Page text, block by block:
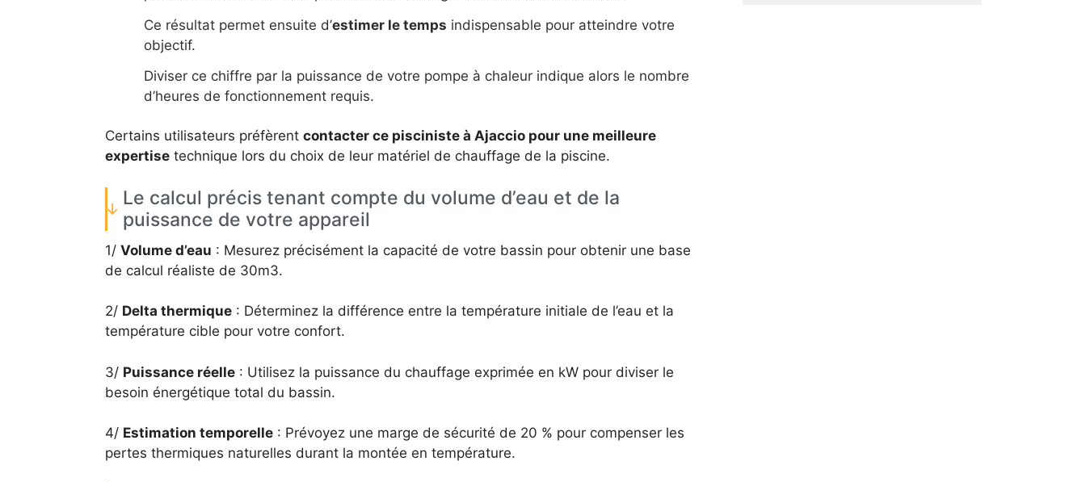
Ce résultat permet ensuite d’estimer le temps indispensable pour atteindre votre
objectif.
Diviser ce chiffre par la puissance de votre pompe à chaleur indique alors le nombre
d’heures de fonctionnement requis.
Certains utilisateurs préfèrent contacter ce pisciniste à Ajaccio pour une meilleure
expertisetechnique lors du choix de leur matériel de chauffage de la piscine.
Le calcul précis tenant compte du volume d’eau et de la
puissance de votre appareil
1/ Volume d’eau : Mesurez précisément la capacité de votre bassin pour obtenir une base
de calcul réaliste de 30m3.
2/ Delta thermique: Déterminez la différence entre la température initiale de l’eau et la
température cible pour votre confort.
3/ Puissance réelle: Utilisez la puissance du chauffage exprimée en kW pour diviser le
besoin énergétique total du bassin.
4/ Estimation temporelle: Prévoyez une marge de sécurité de 20 % pour compenser les
pertes thermiques naturelles durant la montée en température.